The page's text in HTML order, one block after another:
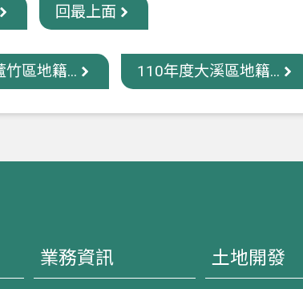
回最上面
區地籍... 110年度大溪區地籍...
業務資訊 土地開發